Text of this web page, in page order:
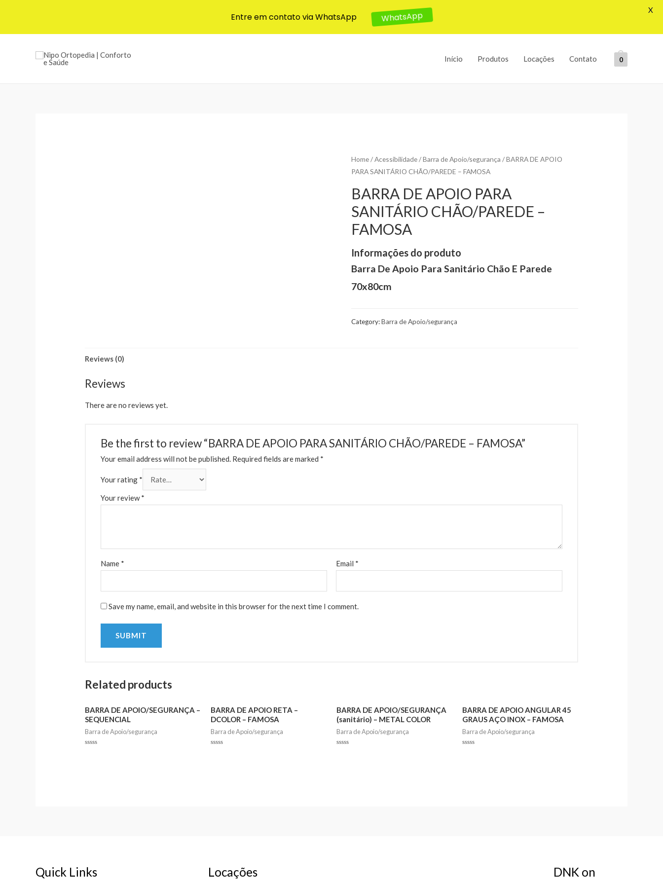
Início Produtos Locações Contato 0
Home/Acessibilidade/Barra de Apoio/segurança / BARRA DE APOIO
PARA SANITÁRIO CHÃO/PAREDE – FAMOSA
BARRA DE APOIO PARA
SANITÁRIO CHÃO/PAREDE –
FAMOSA
Informações do produto
Barra De Apoio Para Sanitário Chão E Parede
70x80cm
Category:Barra de Apoio/segurança
Reviews (0)
Reviews
There are no reviews yet.
Be the first to review “BARRA DE APOIO PARA SANITÁRIO CHÃO/PAREDE – FAMOSA”
Your email address will not be published. Required fields are marked *
Your rating *
Your review*
Name * Email *
Save my name, email, and website in this browser for the next time I comment.
Related products
BARRA DE APOIO/SEGURANÇA –
SEQUENCIAL
Barra de Apoio/segurança
BARRA DE APOIO RETA –
DCOLOR – FAMOSA
Barra de Apoio/segurança
BARRA DE APOIO/SEGURANÇA
(sanitário) – METAL COLOR
Barra de Apoio/segurança
BARRA DE APOIO ANGULAR 45
GRAUS AÇO INOX – FAMOSA
Barra de Apoio/segurança
Quick Links Locações
DNK on
Entre em contato via WhatsApp WhatsApp
X